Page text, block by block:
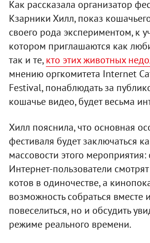
Как рассказала организатор
Кзарники Хилл, показ
своего рода экспериментом, к
котором приглашаются как
так и те,кто этих животных
мнению оргкомитета Internet
Festival, понаблюдать за
кошачье видео, будет весьма
Хилл пояснила, что основная
фестиваля будет заключаться
массовости этого
Интернет-пользователи
котов в одиночестве, а
возможность собраться вместе
повеселиться, но и обсудить
режиме реального времени.